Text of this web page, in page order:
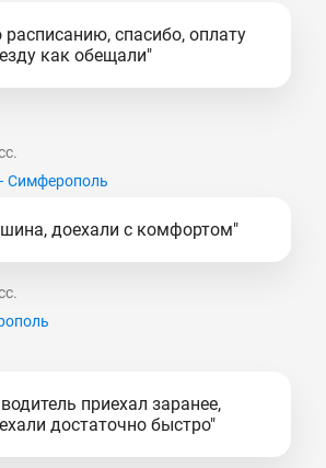
расписанию, спасибо, оплату
как обещали"
Симферополь
доехали с комфортом"
приехал заранее,
достаточно быстро"